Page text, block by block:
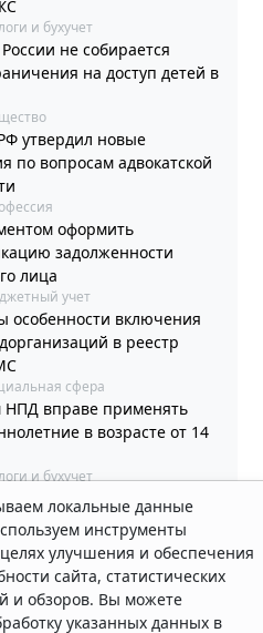
и бухучет
не собирается
на доступ детей в
утвердил новые
по вопросам адвокатской
оформить
задолженности
лица
учет
особенности включения
в реестр
сфера
вправе применять
в возрасте от 14
и бухучет
судна определят
идентифицирующим
заменить ЕГЭ
в форме государственного
локальные данные
инструменты
улучшения и обеспечения
сайта, статистических
и обзоров. Вы можете
указанных данных в